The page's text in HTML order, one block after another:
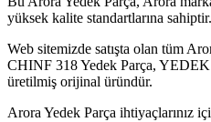
yüksek kalite standartlarına
Web sitemizde satışta olan tüm
CHINF 318 Yedek Parça,
üretilmiş orijinal üründür.
Arora Yedek Parça ihtiyaçlarınız